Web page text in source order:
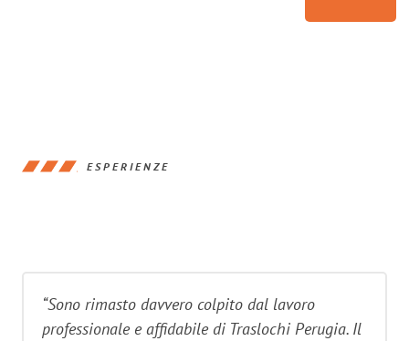
ESPERIENZE
“Sono rimasto davvero colpito dal lavoro
professionale e affidabile di Traslochi Perugia. Il